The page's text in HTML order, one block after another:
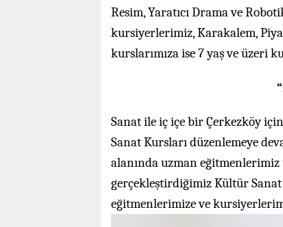
Resim, Yaratıcı Drama ve
kursiyerlerimiz, Karakalem,
kurslarımıza ise 7 yaş ve üzeri
Sanat ile iç içe bir Çerkezköy
Sanat Kursları düzenlemeye
alanında uzman
gerçekleştirdiğimiz Kültür Sanat
eğitmenlerimize ve